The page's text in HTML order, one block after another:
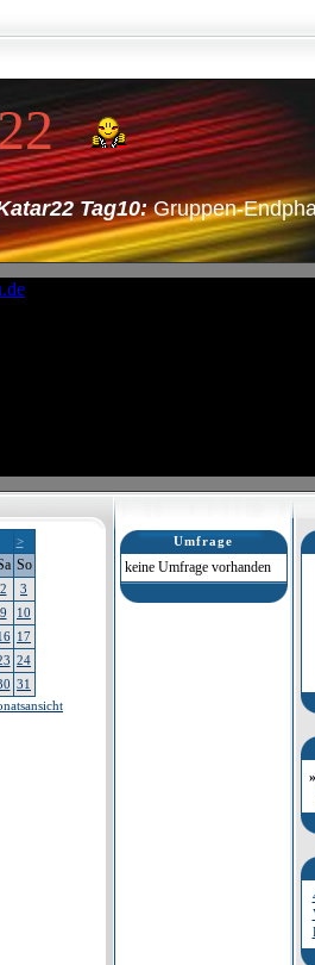
Tag10:Gruppen-Endphase
>
So
2
3
9
10
17
24
31
Umfrage
keine Umfrage vorhanden
»